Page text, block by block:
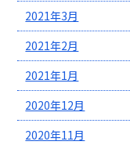
2021年3月
2021年2月
2021年1月
2020年12月
2020年11月